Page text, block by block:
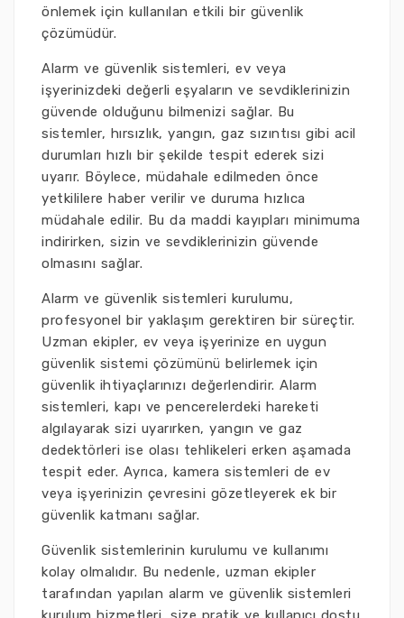
önlemek için kullanılan etkili bir güvenlik
çözümüdür.
Alarm ve güvenlik sistemleri, ev veya
işyerinizdeki değerli eşyaların ve sevdiklerinizin
güvende olduğunu bilmenizi sağlar. Bu
sistemler, hırsızlık, yangın, gaz sızıntısı gibi acil
durumları hızlı bir şekilde tespit ederek sizi
uyarır. Böylece, müdahale edilmeden önce
yetkililere haber verilir ve duruma hızlıca
müdahale edilir. Bu da maddi kayıpları minimuma
indirirken, sizin ve sevdiklerinizin güvende
olmasını sağlar.
Alarm ve güvenlik sistemleri kurulumu,
profesyonel bir yaklaşım gerektiren bir süreçtir.
Uzman ekipler, ev veya işyerinize en uygun
güvenlik sistemi çözümünü belirlemek için
güvenlik ihtiyaçlarınızı değerlendirir. Alarm
sistemleri, kapı ve pencerelerdeki hareketi
algılayarak sizi uyarırken, yangın ve gaz
dedektörleri ise olası tehlikeleri erken aşamada
tespit eder. Ayrıca, kamera sistemleri de ev
veya işyerinizin çevresini gözetleyerek ek bir
güvenlik katmanı sağlar.
Güvenlik sistemlerinin kurulumu ve kullanımı
kolay olmalıdır. Bu nedenle, uzman ekipler
tarafından yapılan alarm ve güvenlik sistemleri